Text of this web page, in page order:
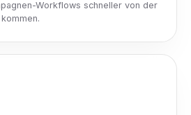
Leistungsübersicht bieten mit
Inhalte und Wachstum